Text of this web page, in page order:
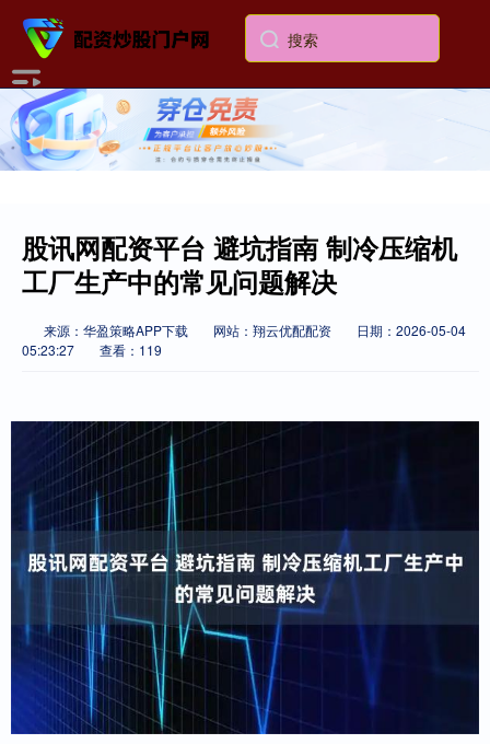
股讯网配资平台 避坑指南 制冷压缩机
工厂生产中的常见问题解决
来源：华盈策略APP下载 网站：翔云优配配资
日期：2026-05-04
05:23:27
查看：119